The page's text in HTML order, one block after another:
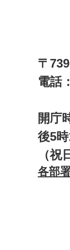
〒
電話
開庁
後5
（
各部